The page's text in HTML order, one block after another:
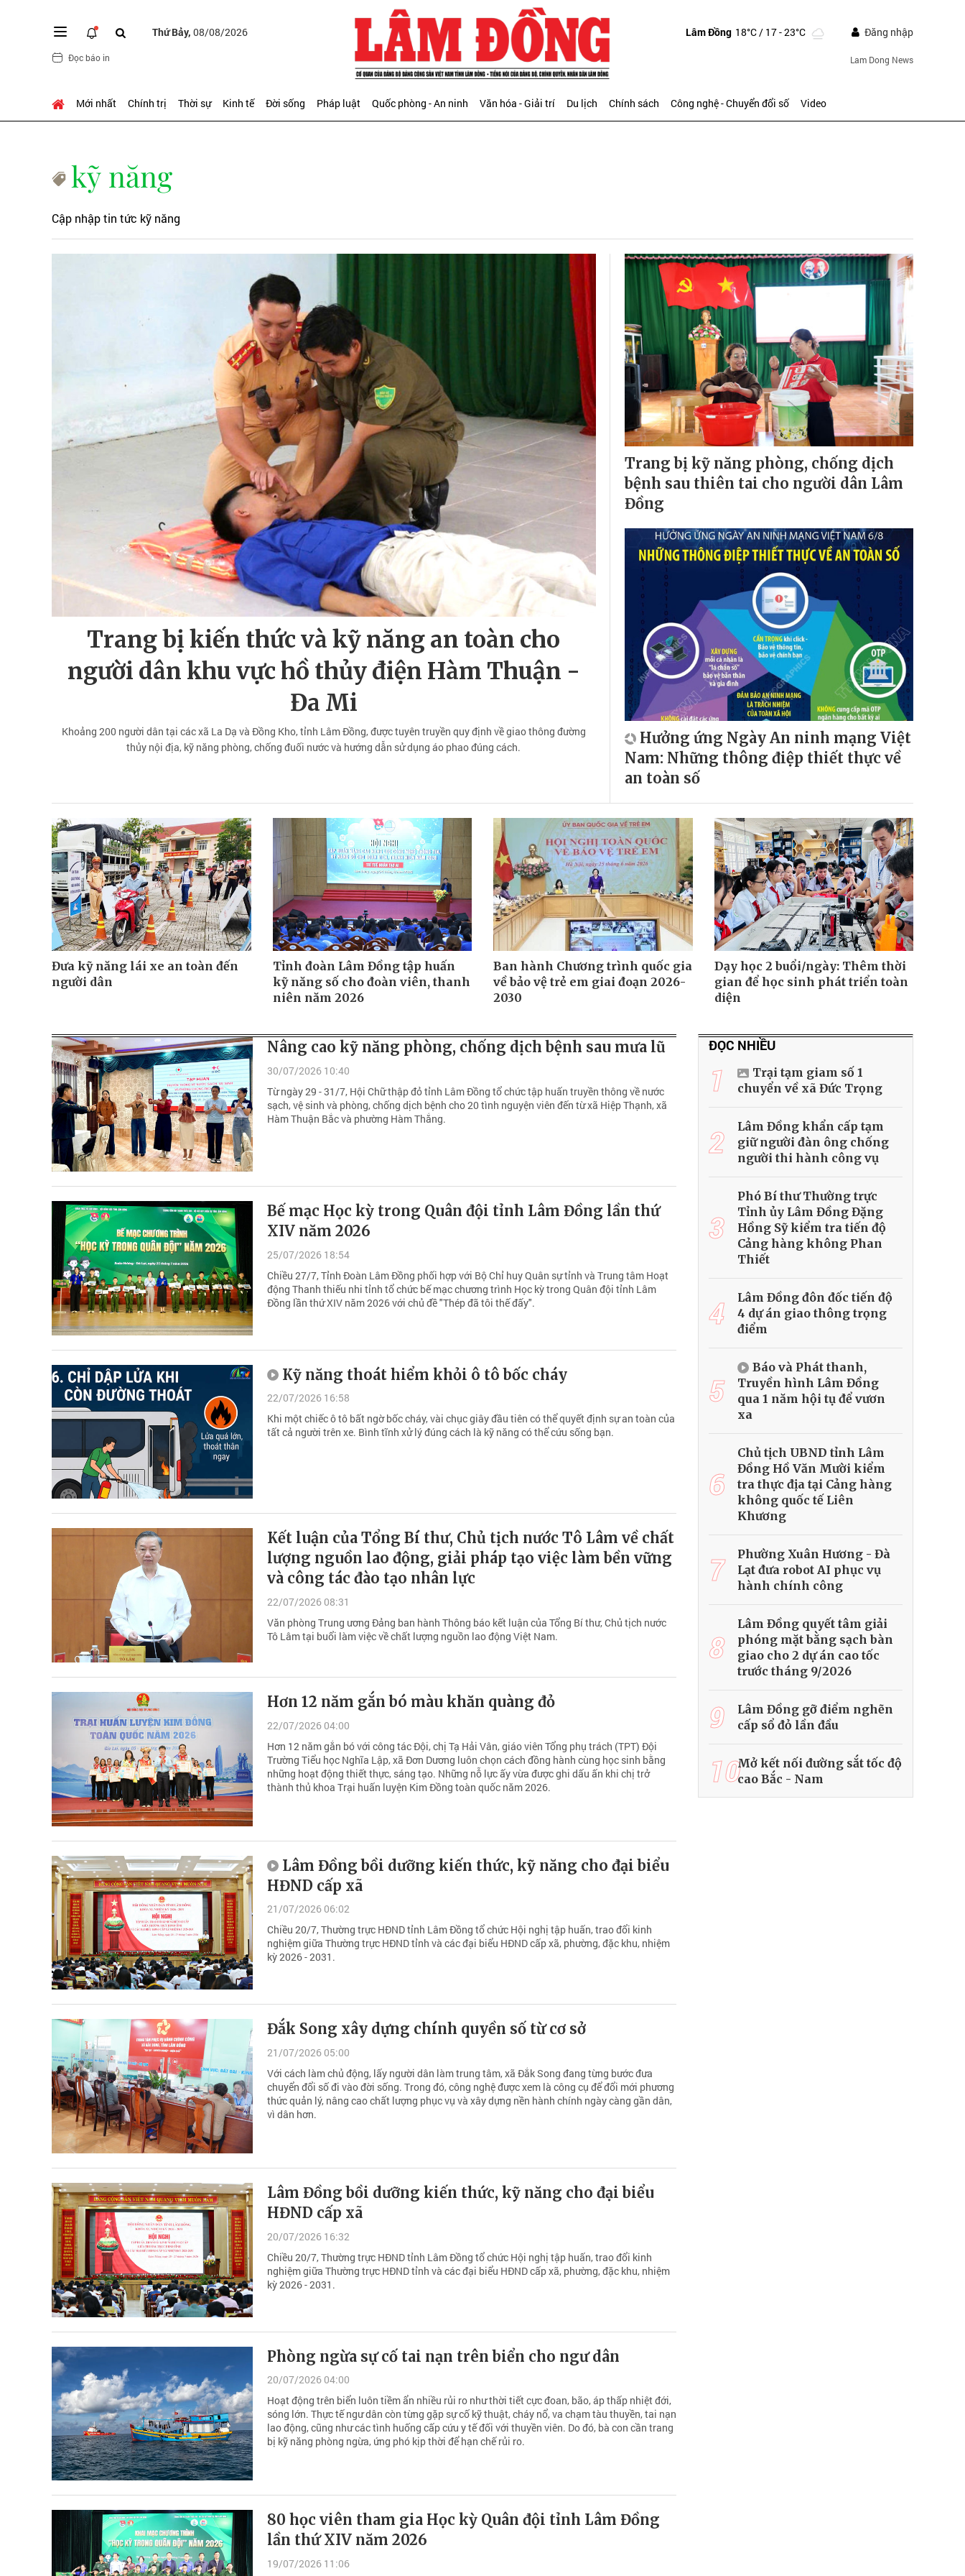
Thứ Bảy, 08/08/2026
Đọc báo in
Lâm Đồng 18°C/ 17 - 23°C Đăng nhập
Lam Dong News
Mới nhất Chính trị Thời sự Kinh tế Đời sống Pháp luật Quốc phòng - An ninh Văn hóa - Giải trí Du lịch Chính sách Công nghệ - Chuyển đổi số Video
kỹ năng
Cập nhập tin tức kỹ năng
Trang bị kiến thức và kỹ năng an toàn cho
người dân khu vực hồ thủy điện Hàm Thuận -
Đa Mi
Khoảng 200 người dân tại các xã La Dạ và Đồng Kho, tỉnh Lâm Đồng, được tuyên truyền quy định về giao thông đường
thủy nội địa, kỹ năng phòng, chống đuối nước và hướng dẫn sử dụng áo phao đúng cách.
Trang bị kỹ năng phòng, chống dịch
bệnh sau thiên tai cho người dân Lâm
Đồng
Hưởng ứng Ngày An ninh mạng Việt
Nam: Những thông điệp thiết thực về
an toàn số
Đưa kỹ năng lái xe an toàn đến
người dân
Tỉnh đoàn Lâm Đồng tập huấn
kỹ năng số cho đoàn viên, thanh
niên năm 2026
Ban hành Chương trình quốc gia
về bảo vệ trẻ em giai đoạn 2026-
2030
Dạy học 2 buổi/ngày: Thêm thời
gian để học sinh phát triển toàn
diện
Nâng cao kỹ năng phòng, chống dịch bệnh sau mưa lũ
30/07/2026 10:40
Từ ngày 29 - 31/7, Hội Chữ thập đỏ tỉnh Lâm Đồng tổ chức tập huấn truyền thông về nước
sạch, vệ sinh và phòng, chống dịch bệnh cho 20 tình nguyện viên đến từ xã Hiệp Thạnh, xã
Hàm Thuận Bắc và phường Hàm Thắng.
Bế mạc Học kỳ trong Quân đội tỉnh Lâm Đồng lần thứ
XIV năm 2026
25/07/2026 18:54
Chiều 27/7, Tỉnh Đoàn Lâm Đồng phối hợp với Bộ Chỉ huy Quân sự tỉnh và Trung tâm Hoạt
động Thanh thiếu nhi tỉnh tổ chức bế mạc chương trình Học kỳ trong Quân đội tỉnh Lâm
Đồng lần thứ XIV năm 2026 với chủ đề "Thép đã tôi thế đấy".
Kỹ năng thoát hiểm khỏi ô tô bốc cháy
22/07/2026 16:58
Khi một chiếc ô tô bất ngờ bốc cháy, vài chục giây đầu tiên có thể quyết định sự an toàn của
tất cả người trên xe. Bình tĩnh xử lý đúng cách là kỹ năng có thể cứu sống bạn.
Kết luận của Tổng Bí thư, Chủ tịch nước Tô Lâm về chất
lượng nguồn lao động, giải pháp tạo việc làm bền vững
và công tác đào tạo nhân lực
22/07/2026 08:31
Văn phòng Trung ương Đảng ban hành Thông báo kết luận của Tổng Bí thư, Chủ tịch nước
Tô Lâm tại buổi làm việc về chất lượng nguồn lao động Việt Nam.
Hơn 12 năm gắn bó màu khăn quàng đỏ
22/07/2026 04:00
Hơn 12 năm gắn bó với công tác Đội, chị Tạ Hải Vân, giáo viên Tổng phụ trách (TPT) Đội
Trường Tiểu học Nghĩa Lập, xã Đơn Dương luôn chọn cách đồng hành cùng học sinh bằng
những hoạt động thiết thực, sáng tạo. Những nỗ lực ấy vừa được ghi dấu ấn khi chị trở
thành thủ khoa Trại huấn luyện Kim Đồng toàn quốc năm 2026.
Lâm Đồng bồi dưỡng kiến thức, kỹ năng cho đại biểu
HĐND cấp xã
21/07/2026 06:02
Chiều 20/7, Thường trực HĐND tỉnh Lâm Đồng tổ chức Hội nghị tập huấn, trao đổi kinh
nghiệm giữa Thường trực HĐND tỉnh và các đại biểu HĐND cấp xã, phường, đặc khu, nhiệm
kỳ 2026 - 2031.
Đắk Song xây dựng chính quyền số từ cơ sở
21/07/2026 05:00
Với cách làm chủ động, lấy người dân làm trung tâm, xã Đắk Song đang từng bước đưa
chuyển đổi số đi vào đời sống. Trong đó, công nghệ được xem là công cụ để đổi mới phương
thức quản lý, nâng cao chất lượng phục vụ và xây dựng nền hành chính ngày càng gần dân,
vì dân hơn.
Lâm Đồng bồi dưỡng kiến thức, kỹ năng cho đại biểu
HĐND cấp xã
20/07/2026 16:32
Chiều 20/7, Thường trực HĐND tỉnh Lâm Đồng tổ chức Hội nghị tập huấn, trao đổi kinh
nghiệm giữa Thường trực HĐND tỉnh và các đại biểu HĐND cấp xã, phường, đặc khu, nhiệm
kỳ 2026 - 2031.
Phòng ngừa sự cố tai nạn trên biển cho ngư dân
20/07/2026 04:00
Hoạt động trên biển luôn tiềm ẩn nhiều rủi ro như thời tiết cực đoan, bão, áp thấp nhiệt đới,
sóng lớn. Thực tế ngư dân còn từng gặp sự cố kỹ thuật, cháy nổ, va chạm tàu thuyền, tai nạn
lao động, cũng như các tình huống cấp cứu y tế đối với thuyền viên. Do đó, bà con cần trang
bị kỹ năng phòng ngừa, ứng phó kịp thời để hạn chế rủi ro.
80 học viên tham gia Học kỳ Quân đội tỉnh Lâm Đồng
lần thứ XIV năm 2026
19/07/2026 11:06
ĐỌC NHIỀU
1
Trại tạm giam số 1
chuyển về xã Đức Trọng
2
Lâm Đồng khẩn cấp tạm
giữ người đàn ông chống
người thi hành công vụ
3
Phó Bí thư Thường trực
Tỉnh ủy Lâm Đồng Đặng
Hồng Sỹ kiểm tra tiến độ
Cảng hàng không Phan
Thiết
4
Lâm Đồng đôn đốc tiến độ
4 dự án giao thông trọng
điểm
5
Báo và Phát thanh,
Truyền hình Lâm Đồng
qua 1 năm hội tụ để vươn
xa
6
Chủ tịch UBND tỉnh Lâm
Đồng Hồ Văn Mười kiểm
tra thực địa tại Cảng hàng
không quốc tế Liên
Khương
7
Phường Xuân Hương - Đà
Lạt đưa robot AI phục vụ
hành chính công
8
Lâm Đồng quyết tâm giải
phóng mặt bằng sạch bàn
giao cho 2 dự án cao tốc
trước tháng 9/2026
9
Lâm Đồng gỡ điểm nghẽn
cấp sổ đỏ lần đầu
10Mở kết nối đường sắt tốc độ
cao Bắc - Nam